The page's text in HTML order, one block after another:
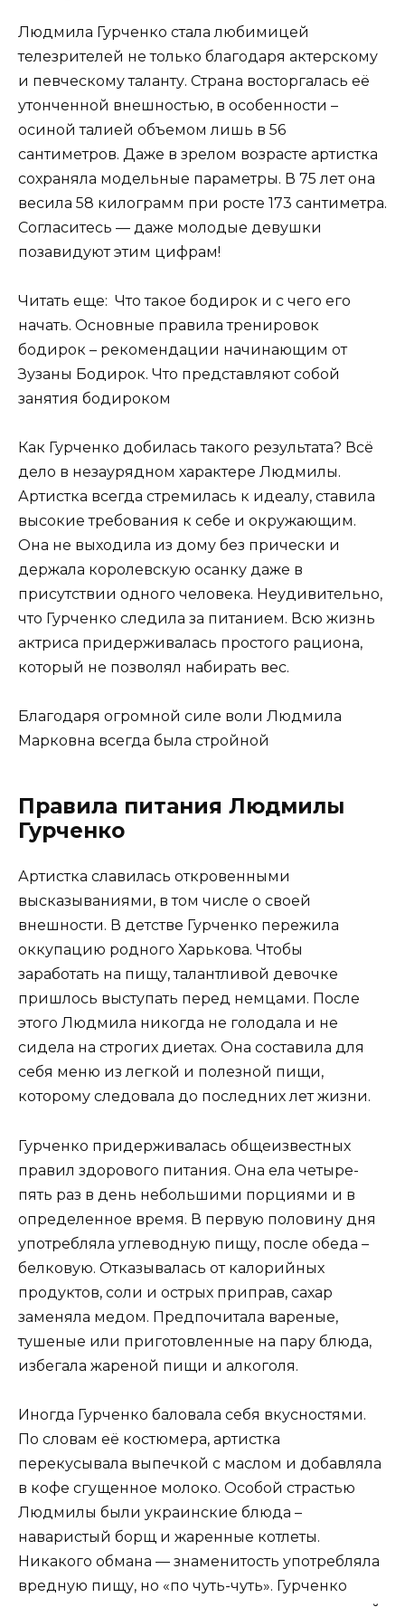
Людмила Гурченко стала любимицей
телезрителей не только благодаря актерскому
и певческому таланту. Страна восторгалась её
утонченной внешностью, в особенности –
осиной талией объемом лишь в 56
сантиметров. Даже в зрелом возрасте артистка
сохраняла модельные параметры. В 75 лет она
весила 58 килограмм при росте 173 сантиметра.
Согласитесь — даже молодые девушки
позавидуют этим цифрам!
Читать еще: Что такое бодирок и с чего его
начать. Основные правила тренировок
бодирок – рекомендации начинающим от
Зузаны Бодирок. Что представляют собой
занятия бодироком
Как Гурченко добилась такого результата? Всё
дело в незаурядном характере Людмилы.
Артистка всегда стремилась к идеалу, ставила
высокие требования к себе и окружающим.
Она не выходила из дому без прически и
держала королевскую осанку даже в
присутствии одного человека. Неудивительно,
что Гурченко следила за питанием. Всю жизнь
актриса придерживалась простого рациона,
который не позволял набирать вес.
Благодаря огромной силе воли Людмила
Марковна всегда была стройной
Правила питания Людмилы
Гурченко
Артистка славилась откровенными
высказываниями, в том числе о своей
внешности. В детстве Гурченко пережила
оккупацию родного Харькова. Чтобы
заработать на пищу, талантливой девочке
пришлось выступать перед немцами. После
этого Людмила никогда не голодала и не
сидела на строгих диетах. Она составила для
себя меню из легкой и полезной пищи,
которому следовала до последних лет жизни.
Гурченко придерживалась общеизвестных
правил здорового питания. Она ела четыре-
пять раз в день небольшими порциями и в
определенное время. В первую половину дня
употребляла углеводную пищу, после обеда –
белковую. Отказывалась от калорийных
продуктов, соли и острых приправ, сахар
заменяла медом. Предпочитала вареные,
тушеные или приготовленные на пару блюда,
избегала жареной пищи и алкоголя.
Иногда Гурченко баловала себя вкусностями.
По словам её костюмера, артистка
перекусывала выпечкой с маслом и добавляла
в кофе сгущенное молоко. Особой страстью
Людмилы были украинские блюда –
наваристый борщ и жаренные котлеты.
Никакого обмана — знаменитость употребляла
вредную пищу, но «по чуть-чуть». Гурченко